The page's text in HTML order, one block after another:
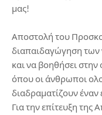
μας!
Αποστολή του
διαπαιδαγώγηση των
και να βοηθήσει
όπου οι άνθρωποι
διαδραματίζουν
Για την επίτευξη